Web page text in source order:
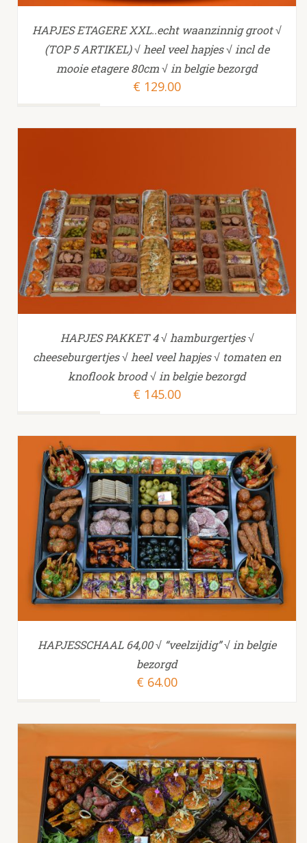
HAPJES ETAGERE XXL..echt waanzinnig groot √
(TOP 5 ARTIKEL) √ heel veel hapjes √ incl de
mooie etagere 80cm √ in belgie bezorgd
€ 129.00
TOEVOEGEN AAN WINKELWAGEN /
HAPJES PAKKET 4 √ hamburgertjes √
cheeseburgertjes √ heel veel hapjes √ tomaten en
knoflook brood √ in belgie bezorgd
€ 145.00
TOEVOEGEN AAN WINKELWAGEN /
HAPJESSCHAAL 64,00 √ “veelzijdig” √ in belgie
bezorgd
€ 64.00
TOEVOEGEN AAN WINKELWAGEN /